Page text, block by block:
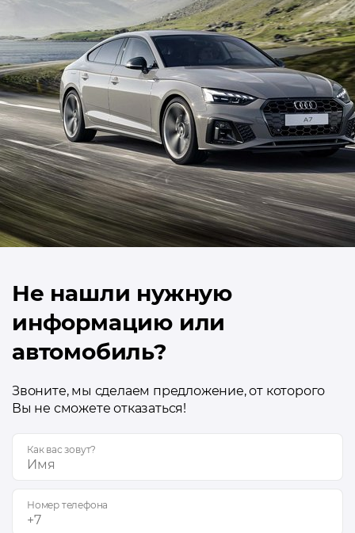
Не нашли нужную
информацию или
автомобиль?
Звоните, мы сделаем предложение, от которого
Вы не сможете отказаться!
Как вас зовут?
Номер телефона